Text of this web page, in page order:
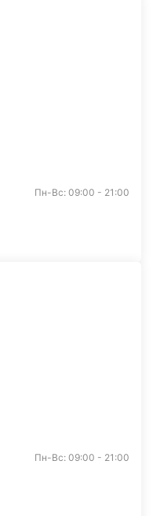
Пн-Вс: 09:00 - 21:00
Пн-Вс: 09:00 - 21:00